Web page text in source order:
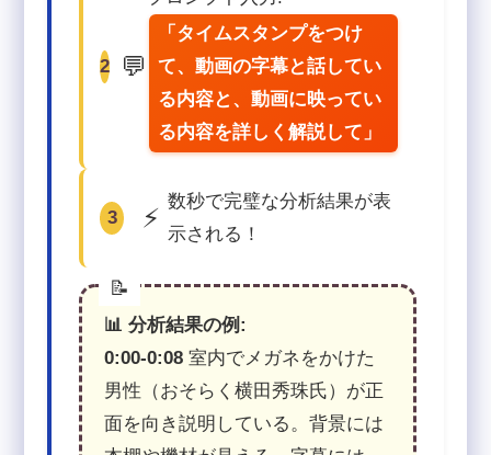
2 💬
「タイムスタンプをつけ
て、動画の字幕と話してい
る内容と、動画に映ってい
る内容を詳しく解説して」
3 ⚡
数秒で完璧な分析結果が表
示される！
📊 分析結果の例:
0:00-0:08 室内でメガネをかけた
男性（おそらく横田秀珠氏）が正
面を向き説明している。背景には